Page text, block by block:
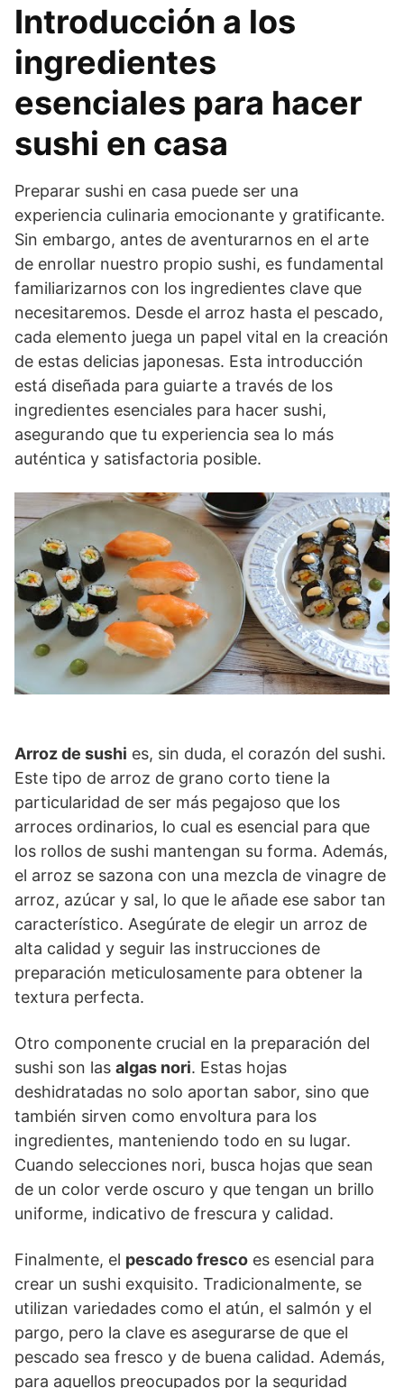
Introducción a los
ingredientes
esenciales para hacer
sushi en casa
Preparar sushi en casa puede ser una
experiencia culinaria emocionante y gratificante.
Sin embargo, antes de aventurarnos en el arte
de enrollar nuestro propio sushi, es fundamental
familiarizarnos con los ingredientes clave que
necesitaremos. Desde el arroz hasta el pescado,
cada elemento juega un papel vital en la creación
de estas delicias japonesas. Esta introducción
está diseñada para guiarte a través de los
ingredientes esenciales para hacer sushi,
asegurando que tu experiencia sea lo más
auténtica y satisfactoria posible.
Arroz de sushi es, sin duda, el corazón del sushi.
Este tipo de arroz de grano corto tiene la
particularidad de ser más pegajoso que los
arroces ordinarios, lo cual es esencial para que
los rollos de sushi mantengan su forma. Además,
el arroz se sazona con una mezcla de vinagre de
arroz, azúcar y sal, lo que le añade ese sabor tan
característico. Asegúrate de elegir un arroz de
alta calidad y seguir las instrucciones de
preparación meticulosamente para obtener la
textura perfecta.
Otro componente crucial en la preparación del
sushi son las algas nori. Estas hojas
deshidratadas no solo aportan sabor, sino que
también sirven como envoltura para los
ingredientes, manteniendo todo en su lugar.
Cuando selecciones nori, busca hojas que sean
de un color verde oscuro y que tengan un brillo
uniforme, indicativo de frescura y calidad.
Finalmente, el pescado fresco es esencial para
crear un sushi exquisito. Tradicionalmente, se
utilizan variedades como el atún, el salmón y el
pargo, pero la clave es asegurarse de que el
pescado sea fresco y de buena calidad. Además,
para aquellos preocupados por la seguridad